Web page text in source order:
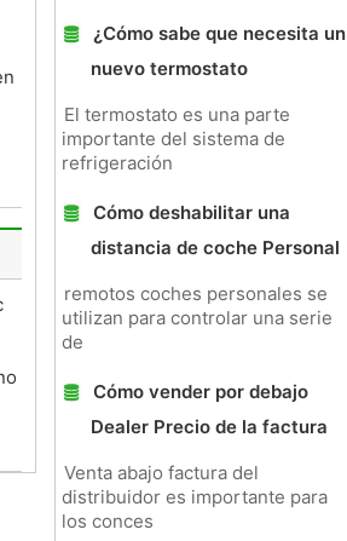
¿Cómo sabe que necesita un
nuevo termostato
El termostato es una parte
importante del sistema de
refrigeración
Cómo deshabilitar una
distancia de coche Personal
remotos coches personales se
utilizan para controlar una serie
de
Cómo vender por debajo
Dealer Precio de la factura
Venta abajo factura del
distribuidor es importante para
los conces